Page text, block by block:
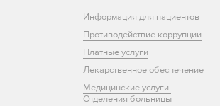
Информация для пациентов
Противодействие коррупции
Платные услуги
Лекарственное обеспечение
Медицинские услуги.
Отделения больницы